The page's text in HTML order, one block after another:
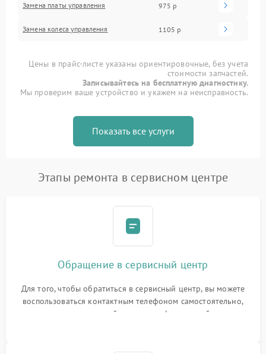
Замена платы управления 975 р
Замена колеса управления 1105 р
Цены в прайс-листе указаны ориентировочные, без учета
стоимости запчастей.
Записывайтесь на бесплатную диагностику.
Мы проверим ваше устройство и укажем на неисправность.
Показать все услуги
Этапы ремонта в сервисном центре
Обращение в сервисный центр
Для того, чтобы обратиться в сервисный центр, вы можете
воспользоваться контактным телефоном самостоятельно,
или оставить свой номер телефона на сайте